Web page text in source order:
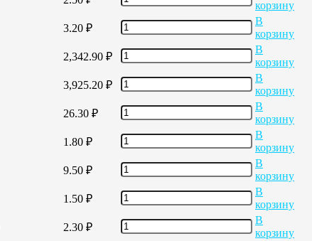
корзину
3.20 ₽
В
корзину
2,342.90 ₽
В
корзину
3,925.20 ₽
В
корзину
26.30 ₽
В
корзину
1.80 ₽
В
корзину
9.50 ₽
В
корзину
1.50 ₽
В
корзину
2.30 ₽
В
корзину